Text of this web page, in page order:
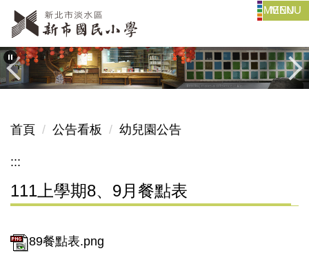
跳
到
主
要
內
區
MENU
首頁 公告看板 幼兒園公告
:::
111上學期8、9月餐點表
89餐點表.png